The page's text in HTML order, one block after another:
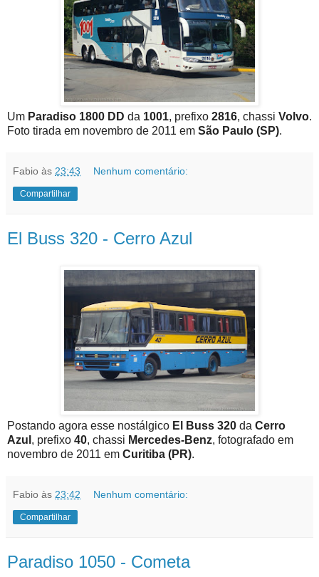
Um Paradiso 1800 DD da 1001, prefixo 2816, chassi Volvo.
Foto tirada em novembro de 2011 em São Paulo (SP).
Fabio às 23:43 Nenhum comentário:
Compartilhar
El Buss 320 - Cerro Azul
Postando agora esse nostálgico El Buss 320 da Cerro
Azul , prefixo 40, chassi Mercedes-Benz, fotografado em
novembro de 2011 em Curitiba (PR).
Fabio às 23:42 Nenhum comentário:
Compartilhar
Paradiso 1050 - Cometa